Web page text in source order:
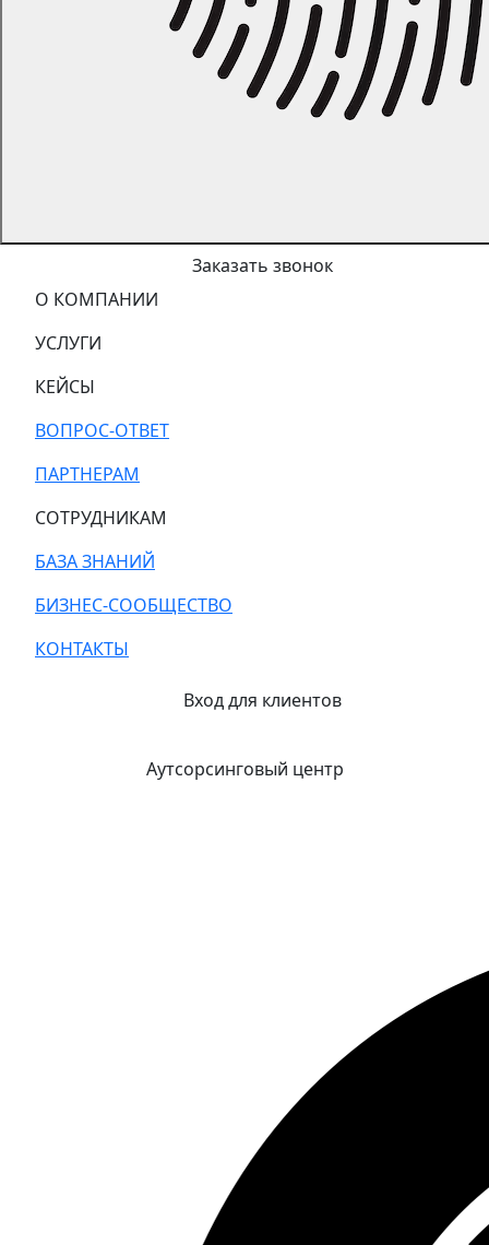
Заказать звонок
О КОМПАНИИ
УСЛУГИ
КЕЙСЫ
ВОПРОС-ОТВЕТ
ПАРТНЕРАМ
СОТРУДНИКАМ
БАЗА ЗНАНИЙ
БИЗНЕС-СООБЩЕСТВО
КОНТАКТЫ
Вход для клиентов
Аутсорсинговый центр